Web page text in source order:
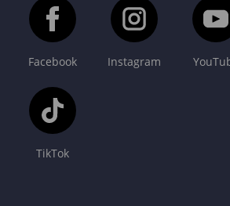
Facebook Instagram
TikTok